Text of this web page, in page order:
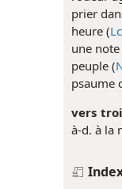
prier
heure (
une
peuple (
psaume
vers
à-d. à la